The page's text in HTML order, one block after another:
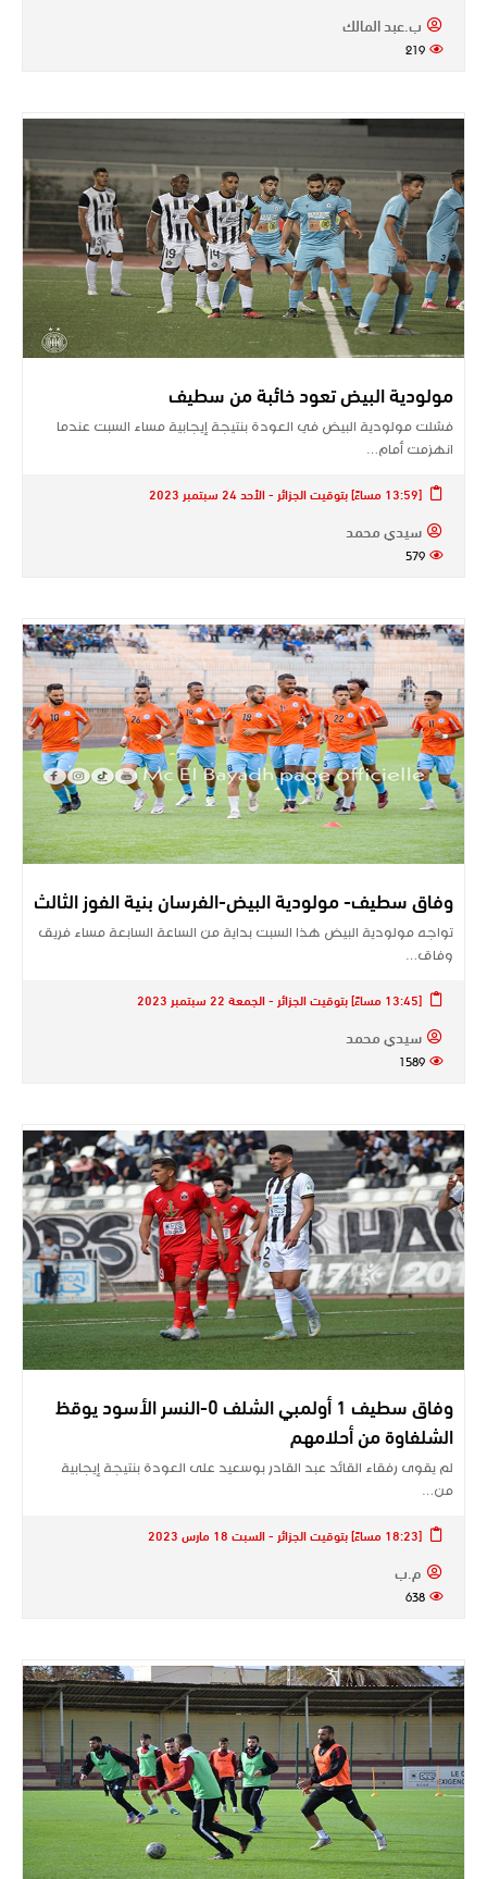
ب.عبد المالك
219
مولودية البيض تعود خائبة من سطيف
فشلت مولودية البيض في العودة بنتيجة إيجابية مساء السبت عندما
انهزمت أمام…
[13:59 مساءً] بتوقيت الجزائر - الأحد 24 سبتمبر 2023
سيدي محمد
579
وفاق سطيف- مولودية البيض-الفرسان بنية الفوز الثالث
تواجه مولودية البيض هذا السبت بداية من الساعة السابعة مساء فريق
وفاق…
[13:45 مساءً] بتوقيت الجزائر - الجمعة 22 سبتمبر 2023
سيدي محمد
1589
وفاق سطيف 1 أولمبي الشلف 0-النسر الأسود يوقظ
الشلفاوة من أحلامهم
لم يقوى رفقاء القائد عبد القادر بوسعيد على العودة بنتيجة إيجابية
من…
[18:23 مساءً] بتوقيت الجزائر - السبت 18 مارس 2023
م.ب
638